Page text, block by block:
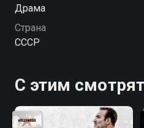
Драма
Страна
СССР
С этим смотрят